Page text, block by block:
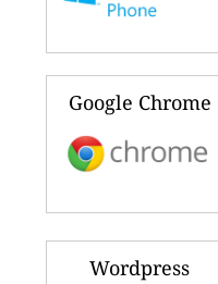
Google Chrome
Wordpress